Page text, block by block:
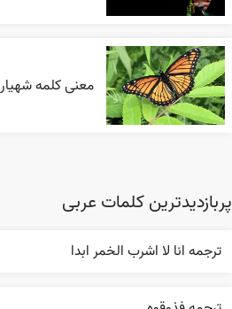
معنی کلمه شهیار
پربازدیدترین کلمات عربی
ترجمه انا لا اشرب الخمر ابدا